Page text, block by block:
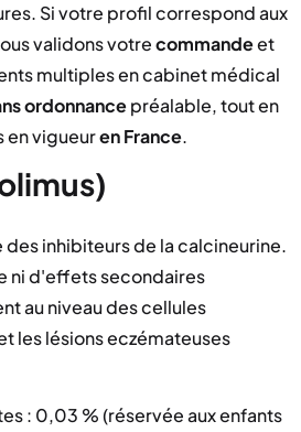
Si votre profil correspond aux
validons votrecommandeet
multiples en cabinet médical
ordonnancepréalable, tout en
en vigueuren France.
inhibiteurs de la calcineurine.
ni d'effets secondaires
au niveau des cellules
les lésions eczémateuses
: 0,03 % (réservée aux enfants